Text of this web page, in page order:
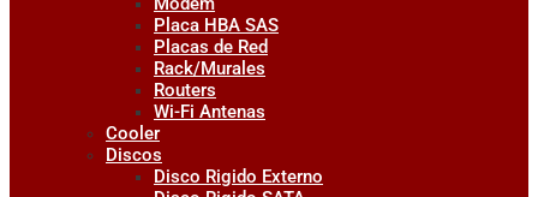
Placa HBA SAS
Placas de Red
Rack/Murales
Routers
Wi-Fi Antenas
Cooler
Discos
Disco Rigido Externo